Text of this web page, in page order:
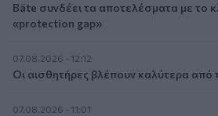
Bäte συνδέει τα αποτελέσματα με το
«protection gap»
07.08.2026 - 12:12
Οι αισθητήρες βλέπουν καλύτερα
07.08.2026 - 11:01